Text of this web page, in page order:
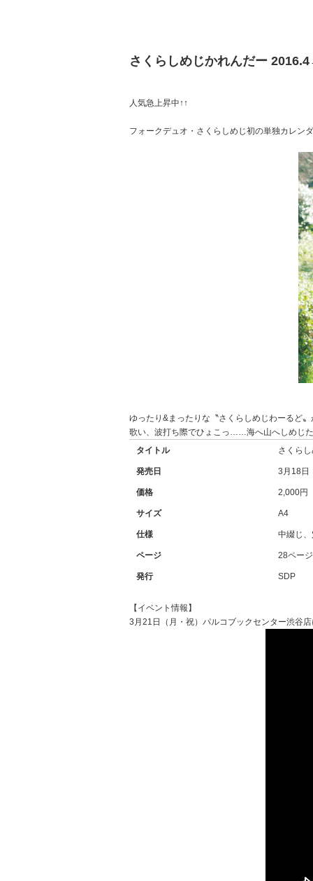
さくらしめじかれんだー
人気急上昇中↑↑
フォークデュオ・さくらしめじ初の単独カレン
ゆったり&まったりな〝さくらしめじわーるど
歌い、波打ち際でひょこっ……海へ山へしめじ
タイトル
さくら
発売日 3月18日
価格 2,000円
サイズ A4
仕様 中綴じ
ページ 28ページ
発行 SDP
【イベント情報】
3月21日（月・祝）パルコブックセンター渋谷